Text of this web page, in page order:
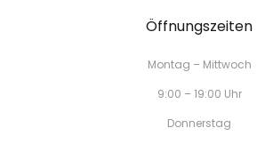
Öffnungszeiten
Montag – Mittwoch
9:00 – 19:00 Uhr
Donnerstag